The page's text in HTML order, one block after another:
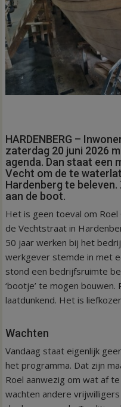
HARDENBERG –
zaterdag 20 juni 2026
agenda. Dan staat een
Vecht om de te
Hardenberg te beleven.
aan de boot.
Het is geen toeval om Roel
de Vechtstraat in
50 jaar werken bij het
werkgever stemde in met
stond een bedrijfsruimte
‘bootje’ te mogen
laatdunkend. Het is
Wachten
Vandaag staat eigenlijk
het programma. Dat zijn
Roel aanwezig om wat af
wachten andere